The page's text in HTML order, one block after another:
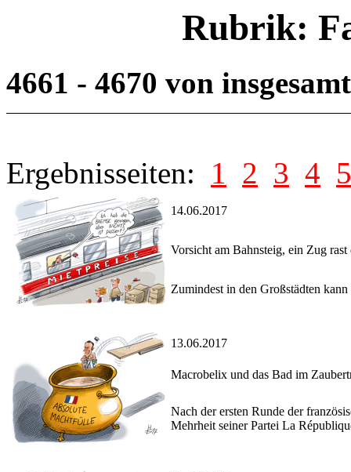
Rubrik:
4661 - 4670 von
Ergebnisseiten: 1 2 3 4 5
14.06.2017
Vorsicht am Bahnsteig, ein Zug rast
Zumindest in den Großstädten
13.06.2017
Macrobelix und das Bad im
Nach der ersten Runde der
Mehrheit seiner Partei La